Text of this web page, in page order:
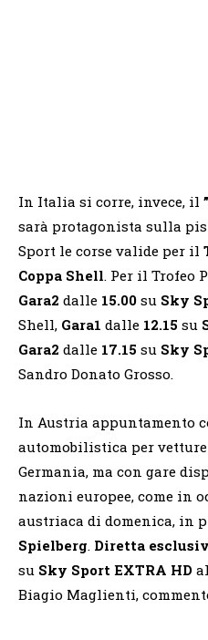
In Italia si corre, invece, il
sarà protagonista sulla
Sport le corse valide per il
Coppa Shell. Per il Trofeo
Gara2 dalle 15.00 su Sky
Shell, Gara1 dalle 12.15 su
Gara2 dalle 17.15 su Sky
Sandro Donato Grosso.
In Austria appuntamento
automobilistica per
Germania, ma con gare
nazioni europee, come in
austriaca di domenica, in
Spielberg. Diretta
su Sky Sport EXTRA HD
Biagio Maglienti,